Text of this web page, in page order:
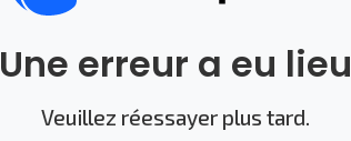
Une erreur a eu lieu
Veuillez réessayer plus tard.